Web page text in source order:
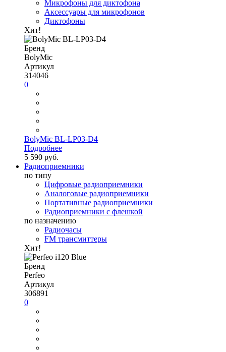
Микрофоны для диктофона
Аксессуары для микрофонов
Диктофоны
Хит!
Бренд
BolyMic
Артикул
314046
0
BolyMic BL-LP03-D4
Подробнее
5 590 руб.
Радиоприемники
по типу
Цифровые радиоприемники
Аналоговые радиоприемники
Портативные радиоприемники
Радиоприемники с флешкой
по назначению
Радиочасы
FM трансмиттеры
Хит!
Бренд
Perfeo
Артикул
306891
0